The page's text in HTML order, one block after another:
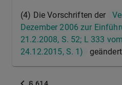
(4) Die Vorschriften der
Dezember 2006 zur
21.2.2008, S. 52; L 333
24.12.2015, S. 1)